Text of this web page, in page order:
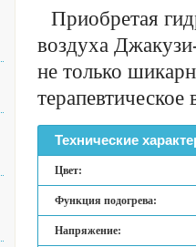
Приобретая
воздуха
не только
Технические
Цвет:
Функция подогрева:
Напряжение: